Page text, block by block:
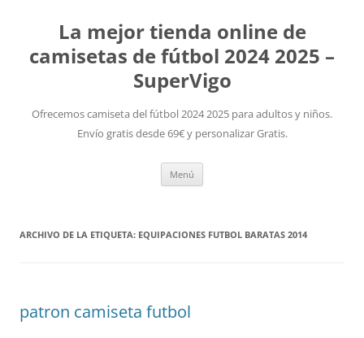
La mejor tienda online de
camisetas de fútbol 2024 2025 –
SuperVigo
Ofrecemos camiseta del fútbol 2024 2025 para adultos y niños.
Envío gratis desde 69€ y personalizar Gratis.
Menú
ARCHIVO DE LA ETIQUETA: EQUIPACIONES FUTBOL BARATAS 2014
patron camiseta futbol